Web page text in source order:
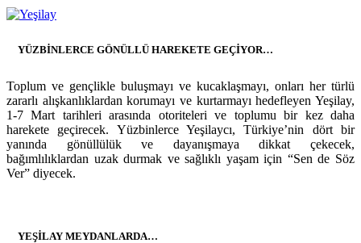
YÜZBİNLERCE GÖNÜLLÜ HAREKETE GEÇİYOR…
Toplum ve gençlikle buluşmayı ve kucaklaşmayı, onları her türlü
zararlı alışkanlıklardan korumayı ve kurtarmayı hedefleyen Yeşilay,
1-7 Mart tarihleri arasında otoriteleri ve toplumu bir kez daha
harekete geçirecek. Yüzbinlerce Yeşilaycı, Türkiye’nin dört bir
yanında gönüllülük ve dayanışmaya dikkat çekecek,
bağımlılıklardan uzak durmak ve sağlıklı yaşam için “Sen de Söz
Ver” diyecek.
YEŞİLAY MEYDANLARDA…